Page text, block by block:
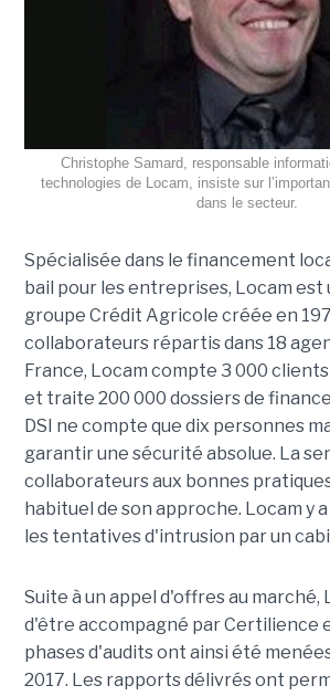
Christophe Samard, responsable
technologies de Locam, insiste sur
dans le secteur.
Spécialisée dans le financement
bail pour les entreprises, Locam est
groupe Crédit Agricole créée en
collaborateurs répartis dans 18
France, Locam compte 3 000
et traite 200 000 dossiers de
DSI ne compte que dix personnes
garantir une sécurité absolue. La
collaborateurs aux bonnes
habituel de son approche. Locam y
les tentatives d'intrusion par un
Suite à un appel d'offres au marché,
d'être accompagné par Certilience
phases d'audits ont ainsi été
2017. Les rapports délivrés ont